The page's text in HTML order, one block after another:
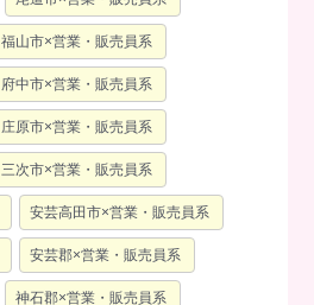
福山市×営業・販売員系
府中市×営業・販売員系
庄原市×営業・販売員系
三次市×営業・販売員系
安芸高田市×営業・販売員系
安芸郡×営業・販売員系
神石郡×営業・販売員系